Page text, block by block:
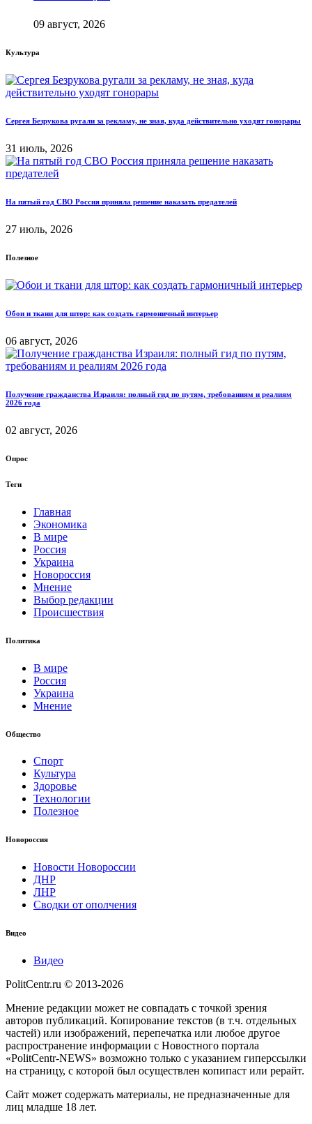
09 август, 2026
Культура
Сергея Безрукова ругали за рекламу, не зная, куда действительно уходят гонорары
31 июль, 2026
На пятый год СВО Россия приняла решение наказать предателей
27 июль, 2026
Полезное
Обои и ткани для штор: как создать гармоничный интерьер
06 август, 2026
Получение гражданства Израиля: полный гид по путям, требованиям и реалиям
2026 года
02 август, 2026
Опрос
Теги
Главная
Экономика
В мире
Россия
Украина
Новороссия
Мнение
Выбор редакции
Происшествия
Политика
В мире
Россия
Украина
Мнение
Общество
Спорт
Культура
Здоровье
Технологии
Полезное
Новороссия
Новости Новороссии
ДНР
ЛНР
Сводки от ополчения
Видео
Видео
PolitCentr.ru © 2013-2026
Мнение редакции может не совпадать с точкой зрения
авторов публикаций. Копирование текстов (в т.ч. отдельных
частей) или изображений, перепечатка или любое другое
распространение информации с Новостного портала
«PolitCentr-NEWS» возможно только с указанием гиперссылки
на страницу, с которой был осуществлен копипаст или рерайт.
Сайт может содержать материалы, не предназначенные для
лиц младше 18 лет.